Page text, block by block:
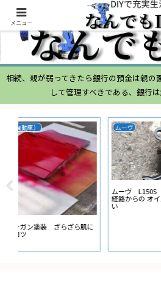
相続、親が弱ってきたら銀行の預金は親の
して管理すべきである、銀行
ムーヴ
ムーヴ L150S ブローバイガス
経路からの オイル吹き返し量が多
N-
イド
メニュー